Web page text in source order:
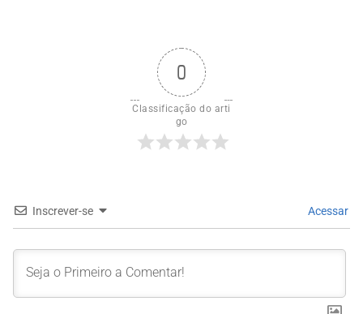
0
Classificação do arti
go
Inscrever-se Acessar